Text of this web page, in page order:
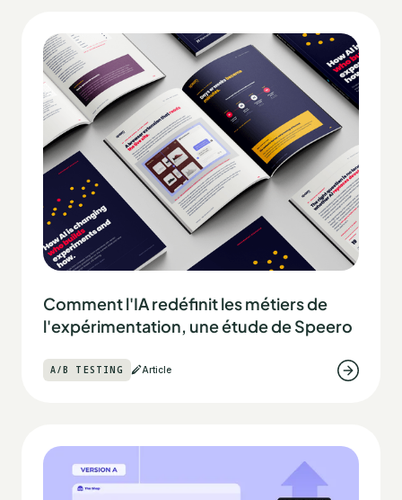
Comment l'IA redéfinit les métiers de
l'expérimentation, une étude de Speero
A/B TESTING Article